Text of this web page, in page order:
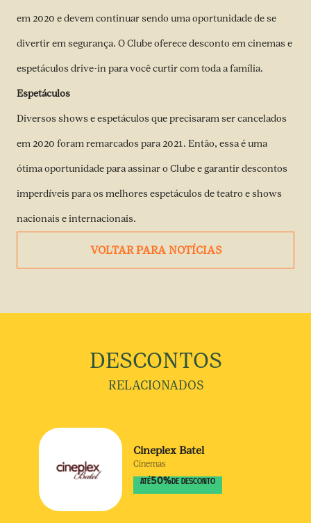
em 2020 e devem continuar sendo uma oportunidade de se
divertir em segurança. O Clube oferece desconto em cinemas e
espetáculos drive-in para você curtir com toda a família.
Espetáculos
Diversos shows e espetáculos que precisaram ser cancelados
em 2020 foram remarcados para 2021. Então, essa é uma
ótima oportunidade para assinar o Clube e garantir descontos
imperdíveis para os melhores espetáculos de teatro e shows
nacionais e internacionais.
VOLTAR PARA NOTÍCIAS
DESCONTOS
RELACIONADOS
Cineplex Batel
Cinemas
ATÉ50% DE DESCONTO